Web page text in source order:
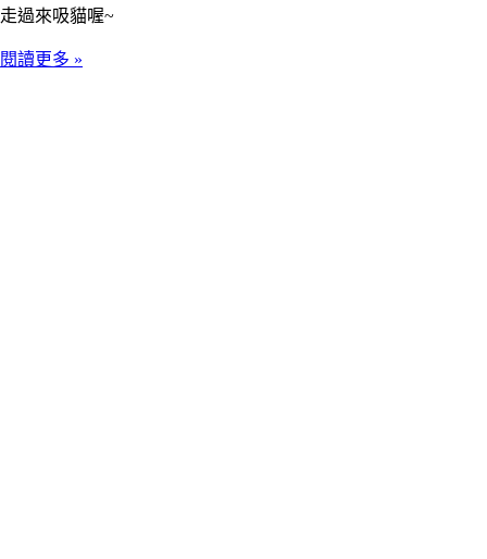
走過來吸貓喔~
閱讀更多 »